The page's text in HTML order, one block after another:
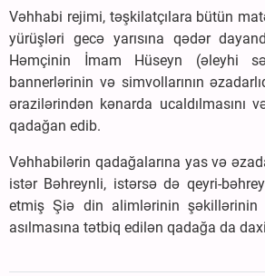
Vəhhabi rejimi, təşkilatçılara bütün
yürüşləri gecə yarısına qədər
Həmçinin İmam Hüseyn (əleyhi
bannerlərinin və simvollarının
ərazilərindən kənarda ucaldılmasını
qadağan edib.
Vəhhabilərin qadağalarına yas və
istər Bəhreynli, istərsə də qeyri-
etmiş Şiə din alimlərinin şəkillərinin
asılmasına tətbiq edilən qadağa da